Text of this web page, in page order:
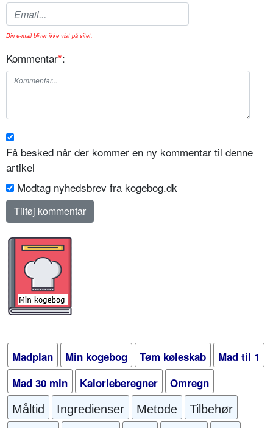
Din e-mail bliver ikke vist på sitet.
Kommentar*:
Få besked når der kommer en ny kommentar til denne
artikel
Modtag nyhedsbrev fra kogebog.dk
Madplan Min kogebog Tøm køleskab
Mad til 1
Mad 30 min
Kalorieberegner Omregn
Måltid Ingredienser Metode
Tilbehør